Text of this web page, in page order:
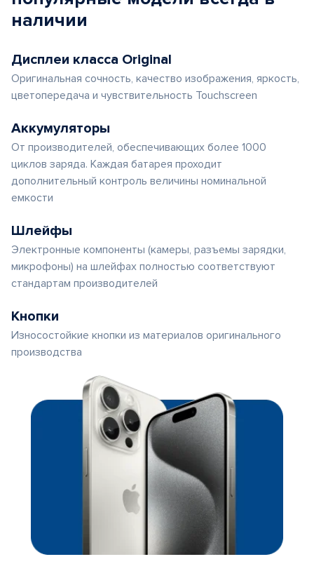
наличии
Дисплеи класса Original
Оригинальная сочность, качество изображения, яркость,
цветопередача и чувствительность Touchscreen
Аккумуляторы
От производителей, обеспечивающих более 1000
циклов заряда. Каждая батарея проходит
дополнительный контроль величины номинальной
емкости
Шлейфы
Электронные компоненты (камеры, разъемы зарядки,
микрофоны) на шлейфах полностью соответствуют
стандартам производителей
Кнопки
Износостойкие кнопки из материалов оригинального
производства